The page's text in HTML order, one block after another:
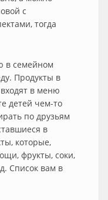
с
тогда
в семейном
Продукты в
в меню
детей чем-то
по друзьям
в
которые,
фрукты, соки,
Список вам в